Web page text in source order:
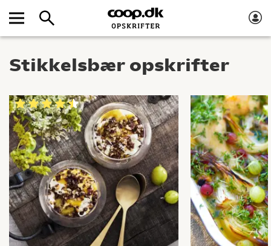
Stikkelsbær opskrifter